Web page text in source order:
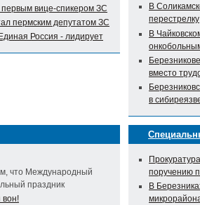
вице-спикером ЗС
пермским депутатом ЗС
Россия - лидирует
В
перестрелку
В
вместо
в
что Международный
праздник
вон!
поручению
В